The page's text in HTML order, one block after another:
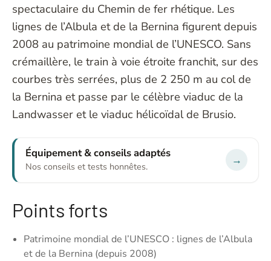
spectaculaire du Chemin de fer rhétique. Les
lignes de l’Albula et de la Bernina figurent depuis
2008 au patrimoine mondial de l’UNESCO. Sans
crémaillère, le train à voie étroite franchit, sur des
courbes très serrées, plus de 2 250 m au col de
la Bernina et passe par le célèbre viaduc de la
Landwasser et le viaduc hélicoïdal de Brusio.
Équipement & conseils adaptés
Nos conseils et tests honnêtes. →
Points forts
Patrimoine mondial de l’UNESCO : lignes de l’Albula
et de la Bernina (depuis 2008)